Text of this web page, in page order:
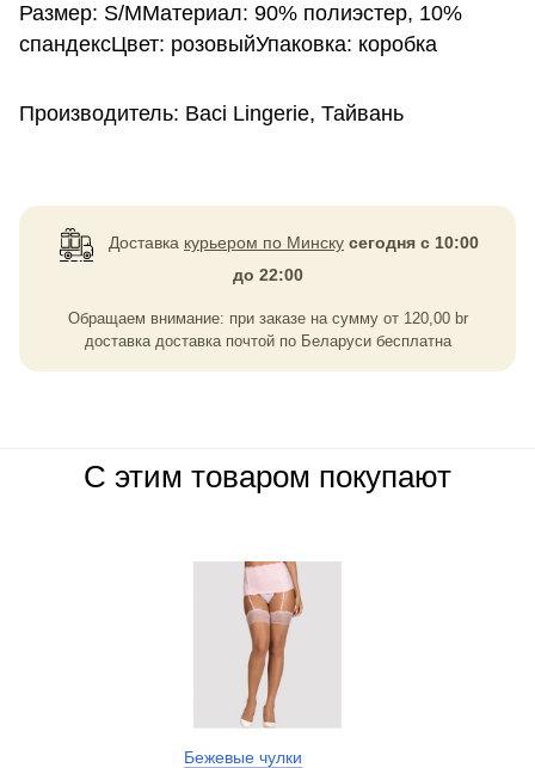
Размер: S/MМатериал: 90% полиэстер, 10%
спандексЦвет: розовыйУпаковка: коробка
Производитель: Baci Lingerie, Тайвань
Доставка курьером по Минску сегодня с 10:00
до 22:00
Обращаем внимание: при заказе на сумму от 120,00 br
доставка доставка почтой по Беларуси бесплатна
С этим товаром покупают
Бежевые чулки